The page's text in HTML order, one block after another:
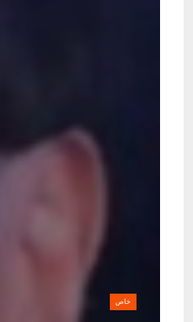
خاص